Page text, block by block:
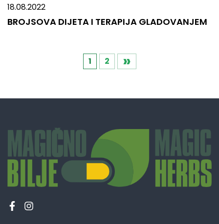
18.08.2022
BROJSOVA DIJETA I TERAPIJA GLADOVANJEM
1 2 »